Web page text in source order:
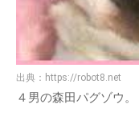
出典： https://robot8.net
４男の森田パグゾウ。